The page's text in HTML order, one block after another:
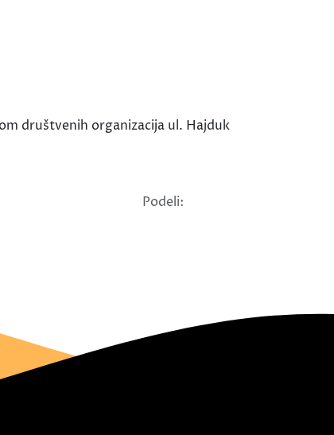
društvenih organizacija ul. Hajduk
Podeli: